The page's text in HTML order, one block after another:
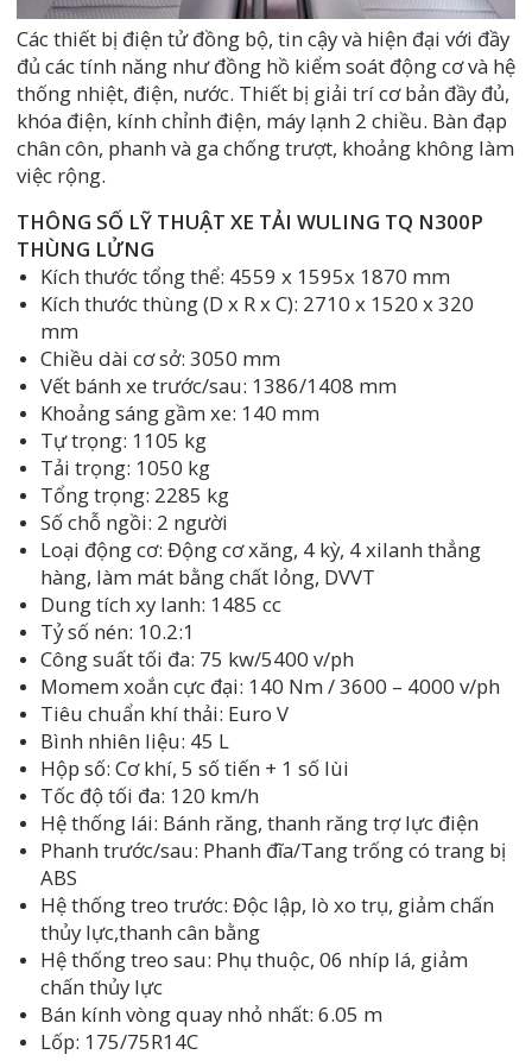
Các thiết bị điện tử đồng bộ, tin cậy và hiện đại với đầy
đủ các tính năng như đồng hồ kiểm soát động cơ và hệ
thống nhiệt, điện, nước. Thiết bị giải trí cơ bản đầy đủ,
khóa điện, kính chỉnh điện, máy lạnh 2 chiều. Bàn đạp
chân côn, phanh và ga chống trượt, khoảng không làm
việc rộng.
THÔNG SỐ LỸ THUẬT XE TẢI WULING TQ N300P
THÙNG LỬNG
Kích thước tổng thể: 4559 x 1595x 1870 mm
Kích thước thùng (D x R x C): 2710 x 1520 x 320
mm
Chiều dài cơ sở: 3050 mm
Vết bánh xe trước/sau: 1386/1408 mm
Khoảng sáng gầm xe: 140 mm
Tự trọng: 1105 kg
Tải trọng: 1050 kg
Tổng trọng: 2285 kg
Số chỗ ngồi: 2 người
Loại động cơ: Động cơ xăng, 4 kỳ, 4 xilanh thẳng
hàng, làm mát bằng chất lỏng, DVVT
Dung tích xy lanh: 1485 cc
Tỷ số nén: 10.2:1
Công suất tối đa: 75 kw/5400 v/ph
Momem xoắn cực đại: 140 Nm / 3600 – 4000 v/ph
Tiêu chuẩn khí thải: Euro V
Bình nhiên liệu: 45 L
Hộp số: Cơ khí, 5 số tiến + 1 số lùi
Tốc độ tối đa: 120 km/h
Hệ thống lái: Bánh răng, thanh răng trợ lực điện
Phanh trước/sau: Phanh đĩa/Tang trống có trang bị
ABS
Hệ thống treo trước: Độc lập, lò xo trụ, giảm chấn
thủy lực,thanh cân bằng
Hệ thống treo sau: Phụ thuộc, 06 nhíp lá, giảm
chấn thủy lực
Bán kính vòng quay nhỏ nhất: 6.05 m
Lốp: 175/75R14C